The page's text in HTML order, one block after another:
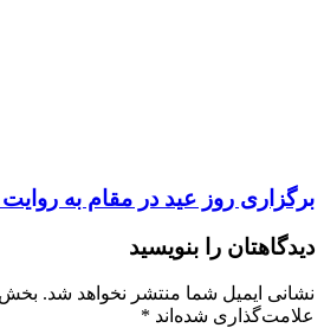
برگزاری روز عید در مقام به روایت
دیدگاهتان را بنویسید
نشانی ایمیل شما منتشر نخواهد شد.
علامت‌گذاری شده‌اند *